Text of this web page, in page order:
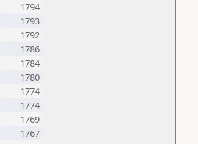
1794
1793
1792
1786
1784
1780
1774
1774
1769
1767